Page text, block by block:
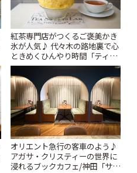
紅茶専門店がつくるご褒美かき
氷が人気♪ 代々木の路地裏で心
ときめくひんやり時間「ティー
スイーツ ラボ コンテナート」 |
ことりっぷ
オリエント急行の客車のよう♪
アガサ・クリスティーの世界に
浸れるブックカフェ/神田「サロ